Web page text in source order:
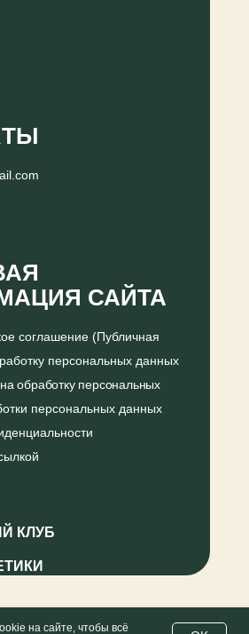
на сайте, чтобы всё
обработку персональных
персональных данных
персональных данных
соглашение (Публичная
САЙТА
КЛУБ